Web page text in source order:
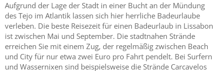
Aufgrund der Lage der Stadt in einer Bucht an der Mündung
des Tejo im Atlantik lassen sich hier herrliche Badeurlaube
verleben. Die beste Reisezeit für einen Badeurlaub in Lissabon
ist zwischen Mai und September. Die stadtnahen Strände
erreichen Sie mit einem Zug, der regelmäßig zwischen Beach
und City für nur etwa zwei Euro pro Fahrt pendelt. Bei Surfern
und Wassernixen sind beispielsweise die Strände Carcavelos